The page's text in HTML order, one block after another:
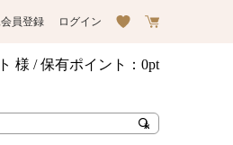
員登録 ログイン
様 / 保有ポイント： 0pt